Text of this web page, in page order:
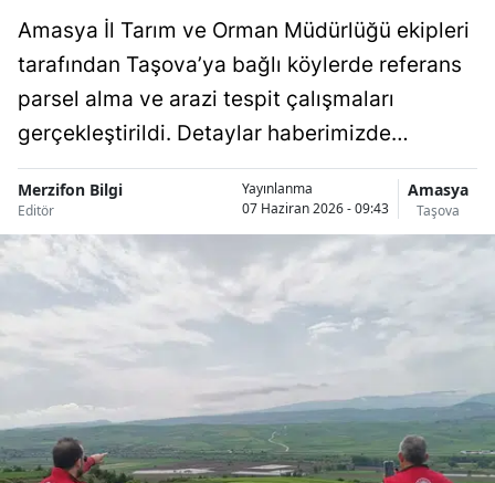
Amasya İl Tarım ve Orman Müdürlüğü ekipleri
tarafından Taşova’ya bağlı köylerde referans
parsel alma ve arazi tespit çalışmaları
gerçekleştirildi. Detaylar haberimizde…
Merzifon Bilgi
Editör
Yayınlanma
07 Haziran 2026 - 09:43
Amasya
Taşova